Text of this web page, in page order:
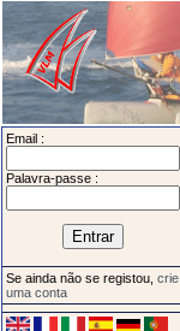
Email :
Palavra-passe :
Se ainda não se registou, crie
uma conta